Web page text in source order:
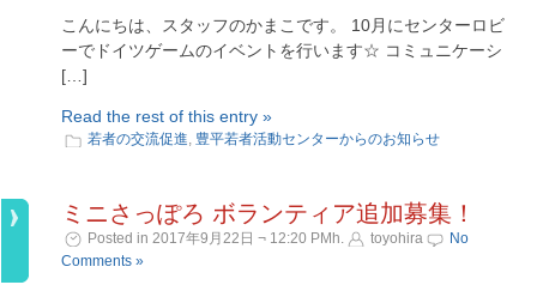
こんにちは、スタッフのかまこです。 10月にセンターロビ
ーでドイツゲームのイベントを行います☆ コミュニケーシ
[…]
Read the rest of this entry »
若者の交流促進, 豊平若者活動センターからのお知らせ
ミニさっぽろ ボランティア追加募集！
Posted in 2017年9月22日 ¬ 12:20 PMh. toyohira
No
Comments »